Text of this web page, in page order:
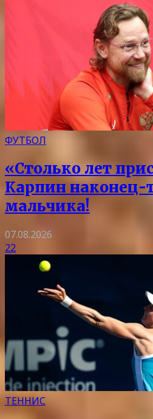
ФУТБОЛ
«Столько лет
Карпин наконец-
мальчика!
07.08.2026
22
ТЕННИС